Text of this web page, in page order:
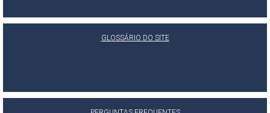
GLOSSÁRIO DO SITE